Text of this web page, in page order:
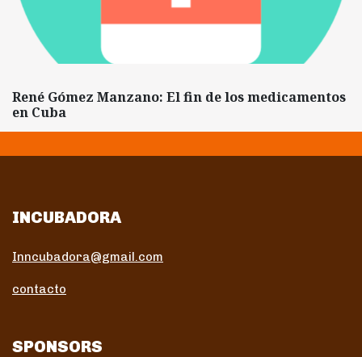
René Gómez Manzano: El fin de los medicamentos
en Cuba
INCUBADORA
Inncubadora@gmail.com
contacto
SPONSORS